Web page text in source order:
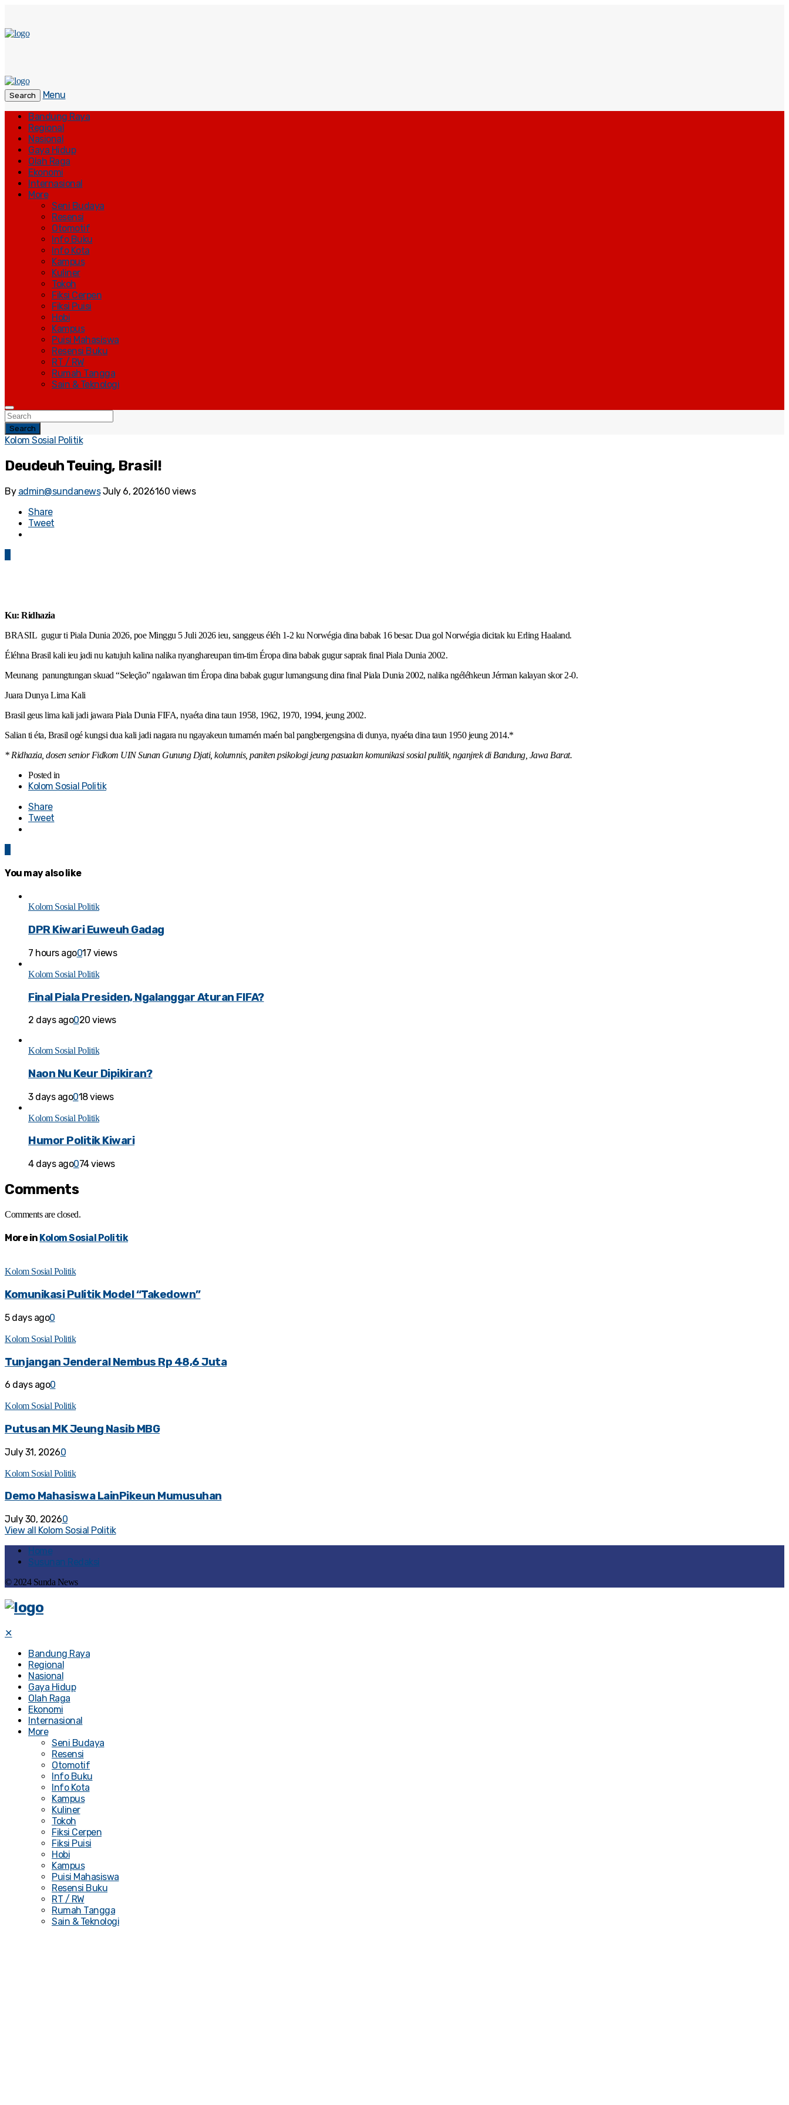
Search
Menu
Bandung Raya
Regional
Nasional
Gaya Hidup
Olah Raga
Ekonomi
Internasional
More
Seni Budaya
Resensi
Otomotif
Info Buku
Info Kota
Kampus
Kuliner
Tokoh
Fiksi Cerpen
Fiksi Puisi
Hobi
Kampus
Puisi Mahasiswa
Resensi Buku
RT / RW
Rumah Tangga
Sain & Teknologi
Search
Kolom Sosial Politik
Deudeuh Teuing, Brasil!
By admin@sundanews July 6, 2026160 views
Share
Tweet
Ku: Ridhazia
BRASIL gugur ti Piala Dunia 2026, poe Minggu 5 Juli 2026 ieu, sanggeus éléh 1-2 ku Norwégia dina babak 16 besar. Dua gol Norwégia dicitak ku Erling Haaland.
Éléhna Brasil kali ieu jadi nu katujuh kalina nalika nyanghareupan tim-tim Éropa dina babak gugur saprak final Piala Dunia 2002.
Meunang panungtungan skuad “Seleção” ngalawan tim Éropa dina babak gugur lumangsung dina final Piala Dunia 2002, nalika ngéléhkeun Jérman kalayan skor 2-0.
Juara Dunya Lima Kali
Brasil geus lima kali jadi jawara Piala Dunia FIFA, nyaéta dina taun 1958, 1962, 1970, 1994, jeung 2002.
Salian ti éta, Brasil ogé kungsi dua kali jadi nagara nu ngayakeun turnamén maén bal pangbergengsina di dunya, nyaéta dina taun 1950 jeung 2014.*
* Ridhazia, dosen senior Fidkom UIN Sunan Gunung Djati, kolumnis, paniten psikologi jeung pasualan komunikasi sosial pulitik, nganjrek di Bandung, Jawa Barat.
Posted in
Kolom Sosial Politik
Share
Tweet
You may also like
Kolom Sosial Politik
DPR Kiwari Euweuh Gadag
7 hours ago017 views
Kolom Sosial Politik
Final Piala Presiden, Ngalanggar Aturan FIFA?
2 days ago020 views
Kolom Sosial Politik
Naon Nu Keur Dipikiran?
3 days ago018 views
Kolom Sosial Politik
Humor Politik Kiwari
4 days ago074 views
Comments
Comments are closed.
More in Kolom Sosial Politik
Kolom Sosial Politik
Komunikasi Pulitik Model “Takedown”
5 days ago0
Kolom Sosial Politik
Tunjangan Jenderal Nembus Rp 48,6 Juta
6 days ago0
Kolom Sosial Politik
Putusan MK Jeung Nasib MBG
July 31, 20260
Kolom Sosial Politik
Demo Mahasiswa LainPikeun Mumusuhan
July 30, 20260
View all Kolom Sosial Politik
Home
Susunan Redaksi
© 2024 Sunda News
✕
Bandung Raya
Regional
Nasional
Gaya Hidup
Olah Raga
Ekonomi
Internasional
More
Seni Budaya
Resensi
Otomotif
Info Buku
Info Kota
Kampus
Kuliner
Tokoh
Fiksi Cerpen
Fiksi Puisi
Hobi
Kampus
Puisi Mahasiswa
Resensi Buku
RT / RW
Rumah Tangga
Sain & Teknologi